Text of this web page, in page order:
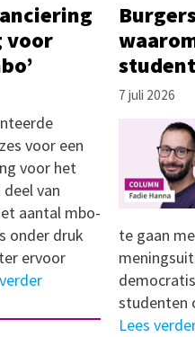
voor
voor een
voor het
van
aantal mbo-
onder druk
ervoor
7 juli 2026
te gaan
studenten
Lees